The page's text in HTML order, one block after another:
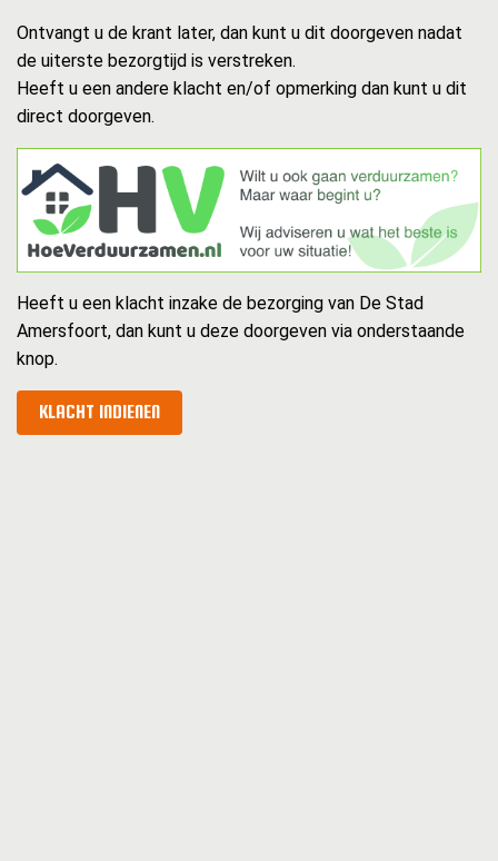
Ontvangt u de krant later, dan kunt u dit doorgeven nadat
de uiterste bezorgtijd is verstreken.
Heeft u een andere klacht en/of opmerking dan kunt u dit
direct doorgeven.
Heeft u een klacht inzake de bezorging van De Stad
Amersfoort, dan kunt u deze doorgeven via onderstaande
knop.
KLACHT INDIENEN